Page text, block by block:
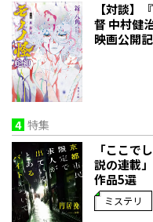
【対談】
督 中村健
映画公開
4 特集
「ここで
説の連載
作品5選
ミステリ